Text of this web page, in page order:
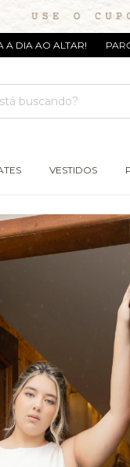
ALTAR! PARCELE
VESTIDOS